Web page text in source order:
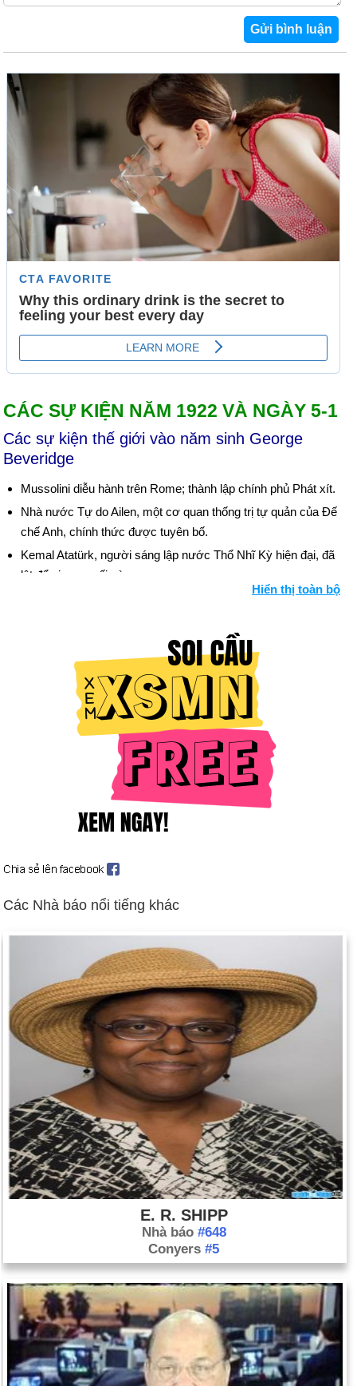
CÁC SỰ KIỆN NĂM 1922 VÀ NGÀY 5-1
Các sự kiện thế giới vào năm sinh George
Beveridge
Mussolini diễu hành trên Rome; thành lập chính phủ Phát xít.
Nhà nước Tự do Ailen, một cơ quan thống trị tự quản của Đế
chế Anh, chính thức được tuyên bố.
Kemal Atatürk, người sáng lập nước Thổ Nhĩ Kỳ hiện đại, đã
lật đổ vị vua cuối cùng.
Ủy ban bồi thường ấn định trách nhiệm pháp lý của Đức ở
Ngày sinh George Beveridge (5-1) trong lịch sử
Ngày 5-1 năm 1896: Một tờ báo Đức đưa tin nhà vật lý người
Đức Wilhelm Roentgen đã phát hiện ra tia X.
Ngày 5-1 năm 1914:Henry Ford đưa ra mức lương tối thiểu 5
đô la một ngày.
Ngày 5-1 năm 1925: Nellie Tayloe Ross trở thành nữ thống
đốc đầu tiên của một bang (Wyoming).
Ngày 5-1 năm 1972:Tổng thống Nixon đã ra lệnh phát triển
tàu con thoi.
quyết rằng Elian Gonzalez, 6 tuổi phải được trả lại Cuba.
Hiển thị toàn bộ
Các Nhà báo nổi tiếng khác
E. R. SHIPP
Nhà báo #648
Conyers #5